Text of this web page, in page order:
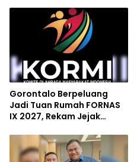
Gorontalo Berpeluang
Jadi Tuan Rumah FORNAS
IX 2027, Rekam Jejak
Modal